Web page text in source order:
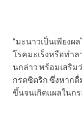
“มะนาวเป็นเพียง
โรคมะเร็งหรือทำล
นกล่าว พร้อมเสริม
กรดซิตริก ซึ่งหากดื่
ขึ้นจนเกิดแผลในก